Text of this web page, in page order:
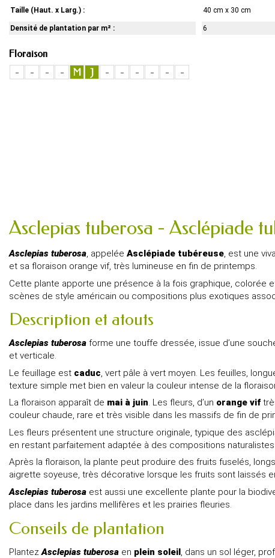
Taille (Haut. x Larg.) : 40 cm x 30 cm
Densité de plantation par m² : 6
Floraison
-
- - - M J - - - - - -
Asclepias tuberosa - Asclépiade
Asclepias tuberosa, appelée Asclépiade tubéreuse, est une
et sa floraison orange vif, très lumineuse en fin de printemps.
Cette plante apporte une présence à la fois graphique, colorée
scènes de style américain ou compositions plus exotiques
Description et atouts
Asclepias tuberosa forme une touffe dressée, issue d’une
et verticale.
Le feuillage est caduc, vert pâle à vert moyen. Les feuilles,
texture simple met bien en valeur la couleur intense de la
La floraison apparaît de mai à juin. Les fleurs, d’un orange vif
couleur chaude, rare et très visible dans les massifs de fin de
Les fleurs présentent une structure originale, typique des
en restant parfaitement adaptée à des compositions
Après la floraison, la plante peut produire des fruits fuselés, longs
aigrette soyeuse, très décorative lorsque les fruits sont laissés
Asclepias tuberosa est aussi une excellente plante pour la
place dans les jardins mellifères et les prairies fleuries.
Conseils de plantation
PlantezAsclepias tuberosa en plein soleil, dans un sol léger,